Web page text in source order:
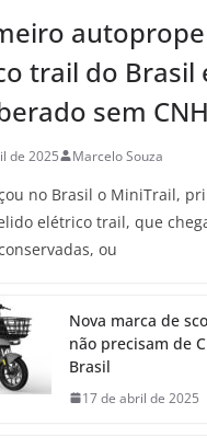
trail do Brasil
sem CNH
de 2025 Marcelo Souza
no Brasil o MiniTrail,
elétrico trail, que
ou
Nova marca de
não precisam de
Brasil
17 de abril de 2025